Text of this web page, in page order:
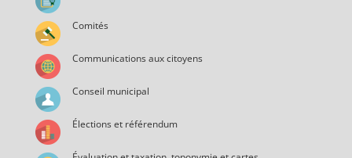
Comités
Communications aux citoyens
Conseil municipal
Élections et référendum